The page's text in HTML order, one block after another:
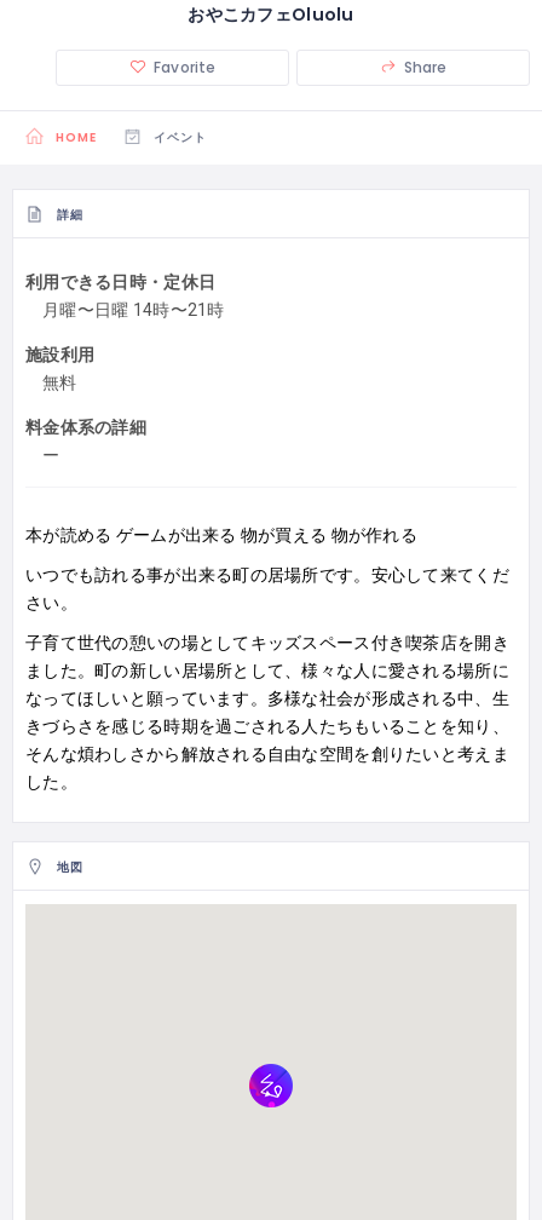
おやこカフェOluolu
Favorite Share
HOME イベント
詳細
利用できる日時・定休日
月曜〜日曜 14時〜21時
施設利用
無料
料金体系の詳細
ー
本が読める ゲームが出来る 物が買える 物が作れる
いつでも訪れる事が出来る町の居場所です。安心して来てくだ
さい。
子育て世代の憩いの場としてキッズスペース付き喫茶店を開き
ました。町の新しい居場所として、様々な人に愛される場所に
なってほしいと願っています。多様な社会が形成される中、生
きづらさを感じる時期を過ごされる人たちもいることを知り、
そんな煩わしさから解放される自由な空間を創りたいと考えま
した。
地図